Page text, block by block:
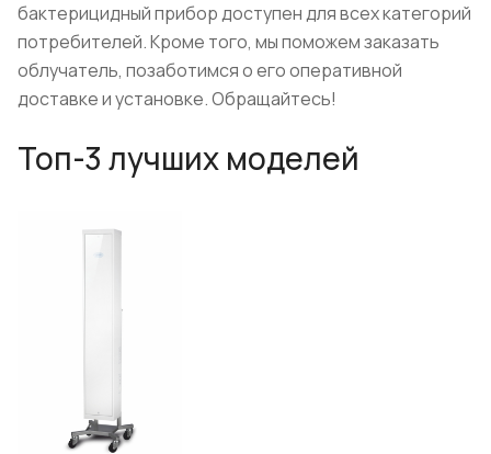
бактерицидный прибор доступен для всех категорий
потребителей. Кроме того, мы поможем заказать
облучатель, позаботимся о его оперативной
доставке и установке. Обращайтесь!
Топ-3 лучших моделей